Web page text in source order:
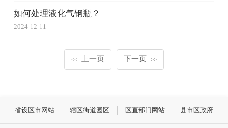
如何处理液化气钢瓶？
2024-12-11
<< 上一页 下一页 >>
省设区市网站 辖区街道园区 区直部门网站 县市区政府